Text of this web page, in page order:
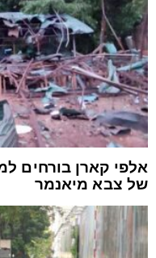
אלפי קארן בורחים
של צבא מיאנמר